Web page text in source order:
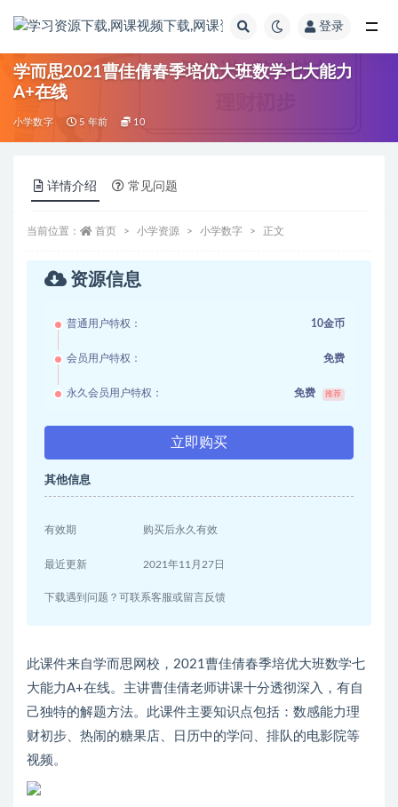
登录
学而思2021曹佳倩春季培优大班数学七大能力
A+在线
小学数字 5 年前 10
详情介绍 常见问题
当前位置： 首页 小学资源 小学数字 正文
资源信息
普通用户特权： 10金币
会员用户特权： 免费
永久会员用户特权： 免费 推荐
立即购买
其他信息
有效期 购买后永久有效
最近更新 2021年11月27日
下载遇到问题？可联系客服或留言反馈
此课件来自学而思网校，2021曹佳倩春季培优大班数学七
大能力A+在线。主讲曹佳倩老师讲课十分透彻深入，有自
己独特的解题方法。此课件主要知识点包括：数感能力理
财初步、热闹的糖果店、日历中的学问、排队的电影院等
视频。